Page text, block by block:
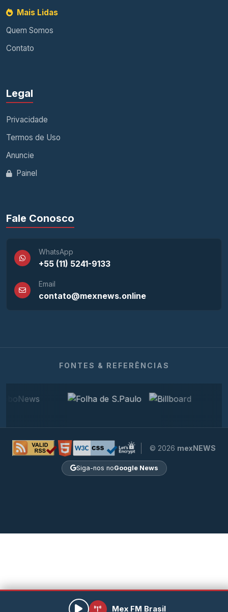
Mais Lidas
Quem Somos
Contato
Legal
Privacidade
Termos de Uso
Anuncie
Painel
Fale Conosco
WhatsApp
+55 (11) 5241-9133
Email
contato@mexnews.online
FONTES & REFERÊNCIAS
© 2026 mexNEWS
Siga-nos noGoogle News
Mex FM Brasil